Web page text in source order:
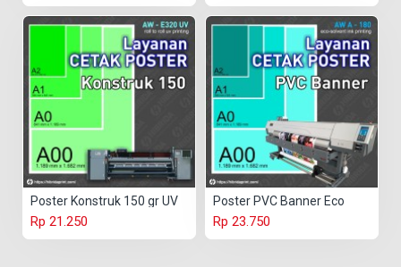
Poster Konstruk 150 gr UV
Rp 21.250
Poster PVC Banner Eco
Rp 23.750